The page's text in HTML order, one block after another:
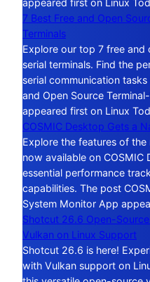
7 Best Free and Open
Terminals
Explore our top 7 free
serial terminals. Find the
serial communication
and Open Source
appeared first on Linux
COSMIC Desktop Gets a
Explore the features of
now available on
essential performance
capabilities. The post
System Monitor App
Shotcut 26.6 Open-
Vulkan on Linux Support
Shotcut 26.6 is here!
with Vulkan support on